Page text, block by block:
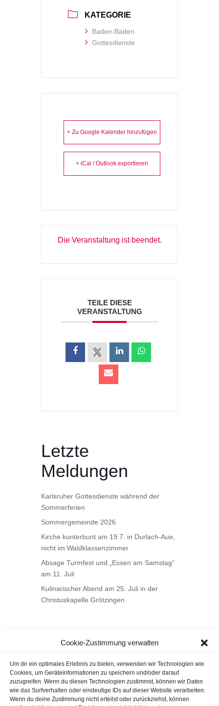
Cookie-Zustimmung verwalten
Um dir ein optimales Erlebnis zu bieten, verwenden wir Technologien wie
Cookies, um Geräteinformationen zu speichern und/oder darauf
zuzugreifen. Wenn du diesen Technologien zustimmst, können wir Daten
wie das Surfverhalten oder eindeutige IDs auf dieser Website verarbeiten.
Wenn du deine Zustimmung nicht erteilst oder zurückziehst, können
KATEGORIE
Baden-Baden
Gottesdienste
+ Zu Google Kalender hinzufügen
+ iCal / Outlook exportieren
Die Veranstaltung ist beendet.
TEILE DIESE
VERANSTALTUNG
Letzte
Meldungen
Karlsruher Gottesdienste während der
Sommerferien
Sommergemeinde 2026
Kirche kunterbunt am 19.7. in Durlach-Aue,
nicht im Waldklassenzimmer
Absage Turmfest und „Essen am Samstag“
am 11. Juli
Kulinarischer Abend am 25. Juli in der
Christuskapelle Grötzingen